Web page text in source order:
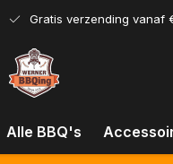
Gratis verzending vanaf
Alle BBQ's